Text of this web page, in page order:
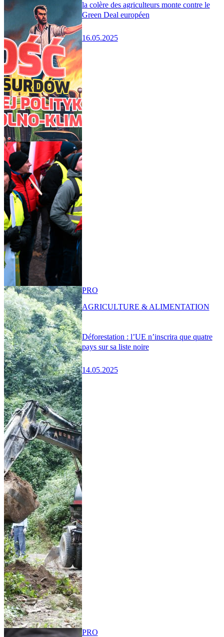
la colère des agriculteurs monte contre le
Green Deal européen
16.05.2025
Déforestation : l’UE n’inscrira que quatre
pays sur sa liste noire
14.05.2025
PRO
AGRICULTURE & ALIMENTATION
PRO